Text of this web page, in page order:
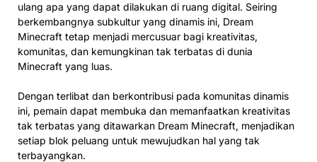
ulang apa yang dapat dilakukan di ruang digital. Seiring
berkembangnya subkultur yang dinamis ini, Dream
Minecraft tetap menjadi mercusuar bagi kreativitas,
komunitas, dan kemungkinan tak terbatas di dunia
Minecraft yang luas.
Dengan terlibat dan berkontribusi pada komunitas dinamis
ini, pemain dapat membuka dan memanfaatkan kreativitas
tak terbatas yang ditawarkan Dream Minecraft, menjadikan
setiap blok peluang untuk mewujudkan hal yang tak
terbayangkan.